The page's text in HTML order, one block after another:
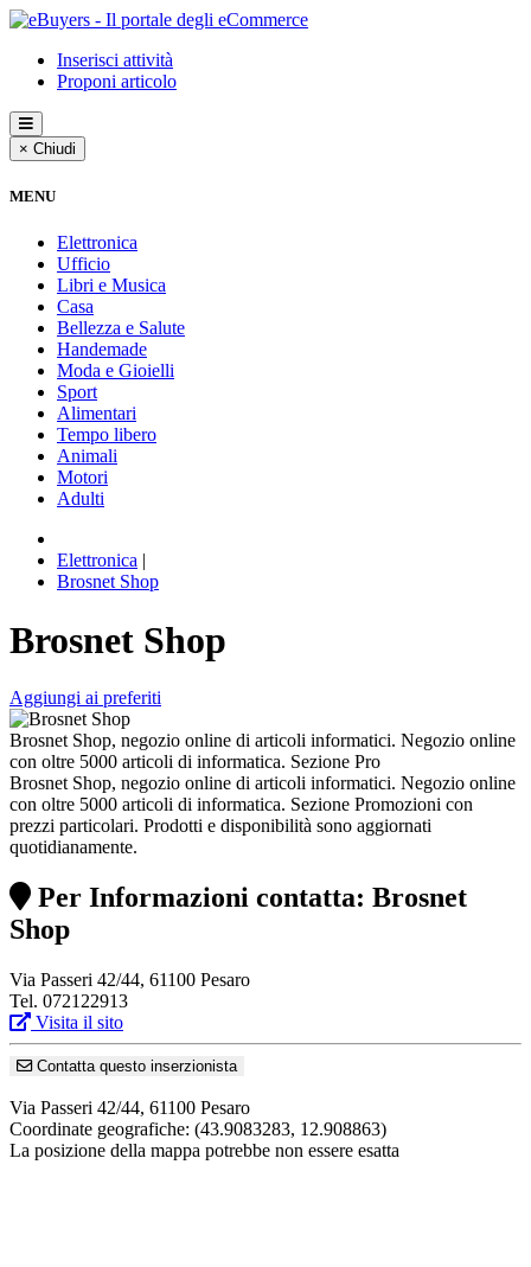
Inserisci attività
Proponi articolo
× Chiudi
MENU
Elettronica
Ufficio
Libri e Musica
Casa
Bellezza e Salute
Handemade
Moda e Gioielli
Sport
Alimentari
Tempo libero
Animali
Motori
Adulti
Elettronica |
Brosnet Shop
Brosnet Shop
Aggiungi ai preferiti
Brosnet Shop, negozio online di articoli informatici. Negozio online
con oltre 5000 articoli di informatica. Sezione Pro
Brosnet Shop, negozio online di articoli informatici. Negozio online
con oltre 5000 articoli di informatica. Sezione Promozioni con
prezzi particolari. Prodotti e disponibilità sono aggiornati
quotidianamente.
Per Informazioni contatta: Brosnet
Shop
Via Passeri 42/44, 61100 Pesaro
Tel. 072122913
Visita il sito
Contatta questo inserzionista
Via Passeri 42/44, 61100 Pesaro
Coordinate geografiche: (43.9083283, 12.908863)
La posizione della mappa potrebbe non essere esatta